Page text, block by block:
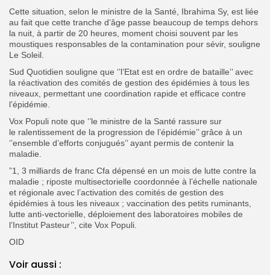
Cette situation, selon le ministre de la Santé, Ibrahima Sy, est liée
au fait que cette tranche d’âge passe beaucoup de temps dehors
la nuit, à partir de 20 heures, moment choisi souvent par les
moustiques responsables de la contamination pour sévir, souligne
Le Soleil.
Sud Quotidien souligne que ‘’l’Etat est en ordre de bataille’’ avec
la réactivation des comités de gestion des épidémies à tous les
niveaux, permettant une coordination rapide et efficace contre
l’épidémie.
Vox Populi note que ‘’le ministre de la Santé rassure sur
le ralentissement de la progression de l’épidémie’’ grâce à un
‘’ensemble d’efforts conjugués’’ ayant permis de contenir la
maladie.
”1, 3 milliards de franc Cfa dépensé en un mois de lutte contre la
maladie ; riposte multisectorielle coordonnée à l’échelle nationale
et régionale avec l’activation des comités de gestion des
épidémies à tous les niveaux ; vaccination des petits ruminants,
lutte anti-vectorielle, déploiement des laboratoires mobiles de
l’Institut Pasteur’’, cite Vox Populi.
OID
Voir aussi :